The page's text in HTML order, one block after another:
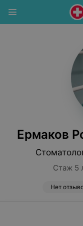
Ермаков
Стаж 5
Нет